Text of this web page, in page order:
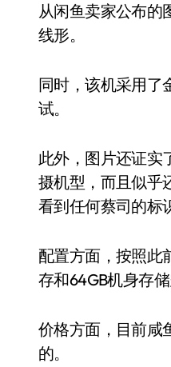
从闲鱼卖家公布的
线形。
同时，该机采用了
试。
此外，图片还证实
摄机型，而且似乎
看到任何蔡司的标
配置方面，按照此
存和64GB机身存
价格方面，目前咸
的。